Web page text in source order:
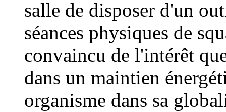
salle de disposer d'un
séances physiques de
convaincu de l'intérêt
dans un maintien
organisme dans sa